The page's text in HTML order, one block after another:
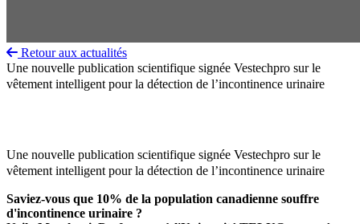
Retour aux actualités
Une nouvelle publication scientifique signée Vestechpro sur le
vêtement intelligent pour la détection de l’incontinence urinaire
Une nouvelle publication scientifique signée Vestechpro sur le
vêtement intelligent pour la détection de l’incontinence urinaire
Saviez-vous que 10% de la population canadienne souffre
d'incontinence urinaire ?